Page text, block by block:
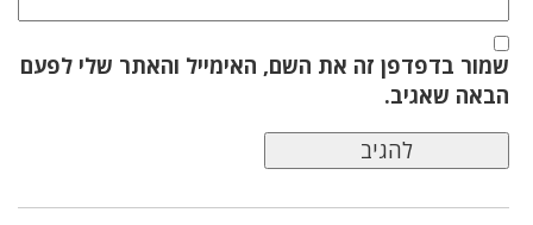
שמור בדפדפן זה את השם, האימייל והאתר שלי לפעם
הבאה שאגיב.